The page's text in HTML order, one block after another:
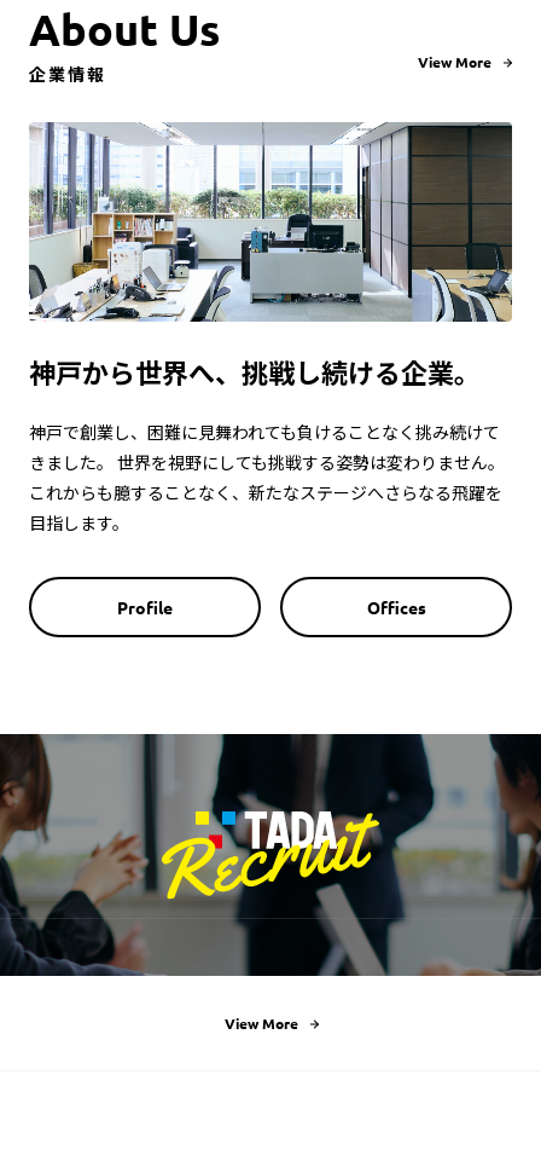
About Us
企業情報 View More
神戸から世界へ、 挑戦し続ける企業。
神戸で創業し、困難に見舞われても負けることなく挑み続けて
きました。 世界を視野にしても挑戦する姿勢は変わりません。
これからも臆することなく、新たなステージへさらなる飛躍を
目指します。
Profile Offices
View More